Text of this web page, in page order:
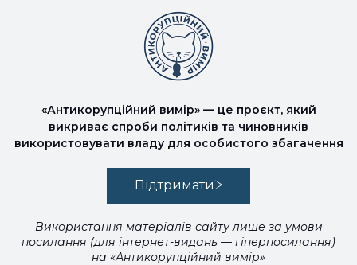
«Антикорупційний вимір» — це проєкт, який
викриває спроби політиків та чиновників
використовувати владу для особистого збагачення
Підтримати
Використання матеріалів сайту лише за умови
посилання (для інтернет-видань — гіперпосилання)
на «Антикорупційний вимір»